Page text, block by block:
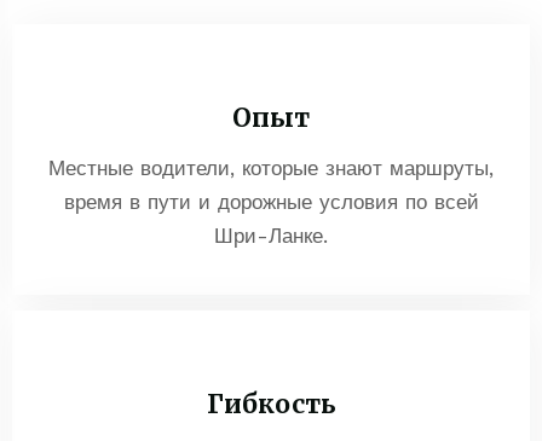
Опыт
Местные водители, которые знают маршруты,
время в пути и дорожные условия по всей
Шри-Ланке.
Гибкость